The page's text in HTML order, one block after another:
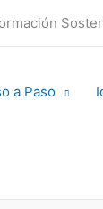
a Paso